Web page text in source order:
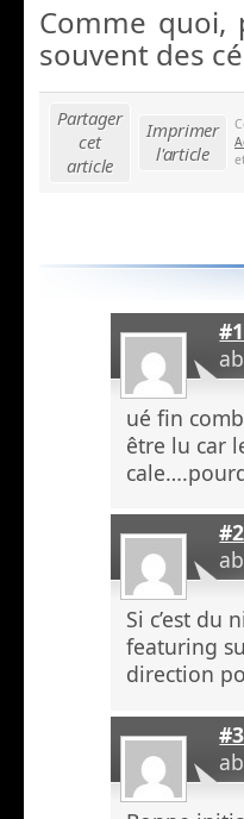
Comme quoi,
souvent des
Partager
cet
article
Imprimer
l'article
#1
ué fin
être lu car
#2
Si c’est du
featuring
direction
#3